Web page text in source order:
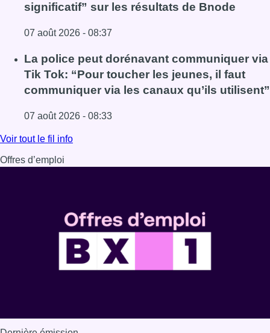
significatif” sur les résultats de Bnode
07 août 2026 - 08:37
Lire l'article La grève chez Bpost a eu un “impact
La police peut dorénavant communiquer via
Tik Tok: “Pour toucher les jeunes, il faut
communiquer via les canaux qu’ils utilisent”
07 août 2026 - 08:33
Lire l'article La police peut dorénavant communiquer via
Voir tout le fil info
Offres d’emploi